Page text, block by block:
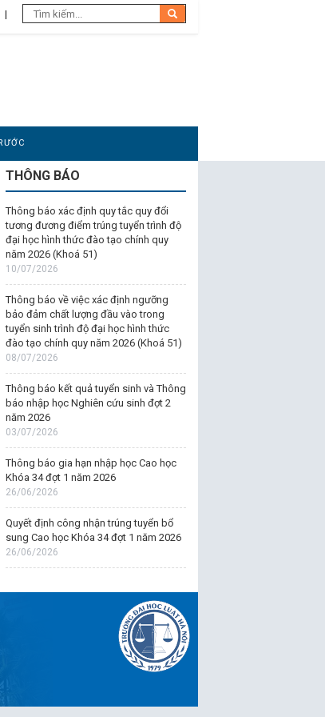
THÔNG BÁO
Thông báo xác định quy tắc quy đổi
tương đương điểm trúng tuyển trình độ
đại học hình thức đào tạo chính quy
năm 2026 (Khoá 51)
10/07/2026
Thông báo về việc xác định ngưỡng
bảo đảm chất lượng đầu vào trong
tuyển sinh trình độ đại học hình thức
đào tạo chính quy năm 2026 (Khoá 51)
08/07/2026
Thông báo kết quả tuyển sinh và Thông
báo nhập học Nghiên cứu sinh đợt 2
năm 2026
03/07/2026
Thông báo gia hạn nhập học Cao học
Khóa 34 đợt 1 năm 2026
26/06/2026
Quyết định công nhận trúng tuyển bổ
sung Cao học Khóa 34 đợt 1 năm 2026
26/06/2026